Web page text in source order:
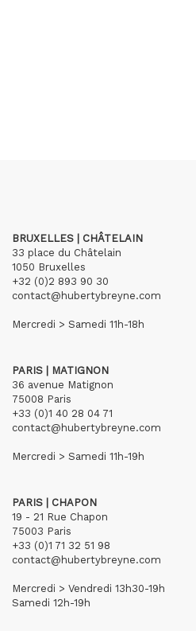
BRUXELLES | CHÂTELAIN
33 place du Châtelain
1050 Bruxelles
+32 (0)2 893 90 30
contact@hubertybreyne.com
Mercredi > Samedi 11h-18h
PARIS | MATIGNON
36 avenue Matignon
75008 Paris
+33 (0)1 40 28 04 71
contact@hubertybreyne.com
Mercredi > Samedi 11h-19h
PARIS | CHAPON
19 - 21 Rue Chapon
75003 Paris
+33 (0)1 71 32 51 98
contact@hubertybreyne.com
Mercredi > Vendredi 13h30-19h
Samedi 12h-19h